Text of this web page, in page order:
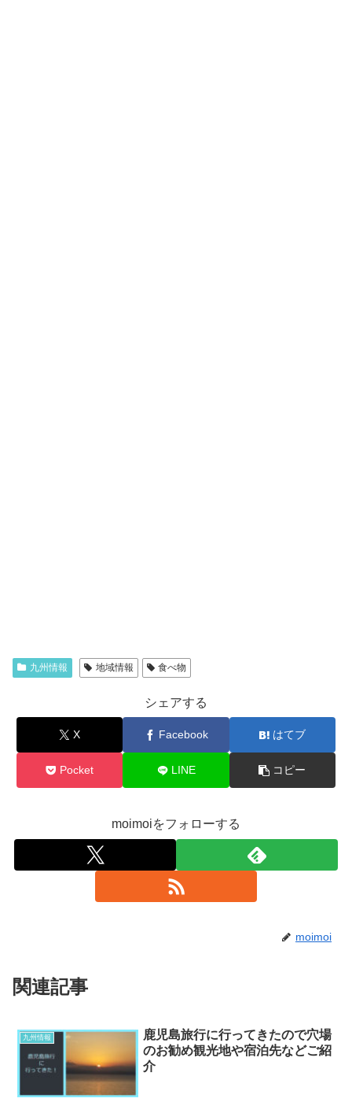
九州情報 地域情報 食べ物
シェアする
X Facebook はてブ
Pocket LINE コピー
moimoiをフォローする
moimoi
関連記事
九州情報
鹿児島旅行に行ってきたので穴場
のお勧め観光地や宿泊先などご紹
介